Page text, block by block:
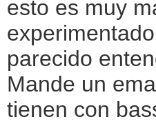
esto es muy
parecido
Mande un
tienen con